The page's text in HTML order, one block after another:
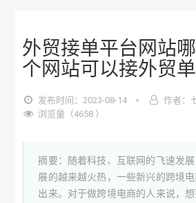
外贸接单平台网站
个网站可以接外贸单
发布时间：2023-08-14
作者：
浏览量（4658 ）
摘要：随着科技、互联网的飞速发
展的越来越火热，一些新兴的跨境
出来。对于做跨境电商的人来说，